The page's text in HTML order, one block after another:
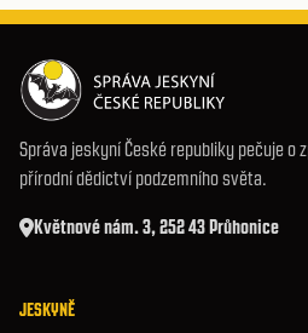
Správa jeskyní České republiky pečuje o
přírodní dědictví podzemního světa.
Květnové nám. 3, 252 43 Průhonice
JESKYNĚ